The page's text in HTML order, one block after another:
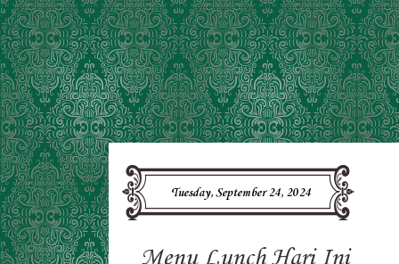
Tuesday, September 24, 2024
Menu Lunch Hari Ini